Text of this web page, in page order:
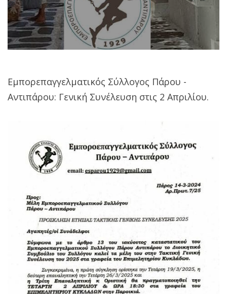
Eμπορεπαγγελματικός Σύλλογος Πάρου -
Αντιπάρου: Γενική Συνέλευση στις 2 Απριλίου.